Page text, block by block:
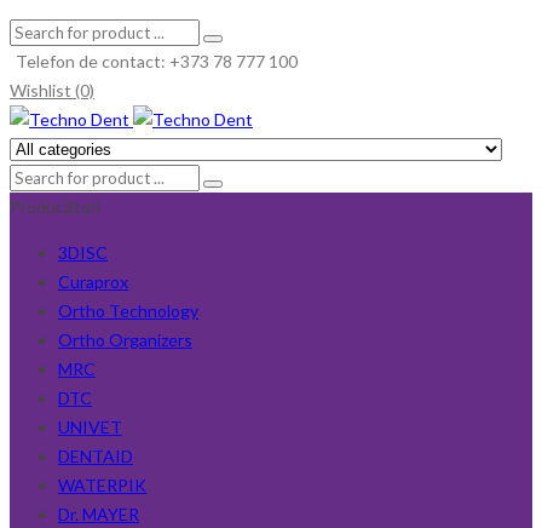
Telefon de contact: +373 78 777 100
Wishlist (0)
Producători
3DISC
Curaprox
Ortho Technology
Ortho Organizers
MRC
DTC
UNIVET
DENTAID
WATERPIK
Dr. MAYER